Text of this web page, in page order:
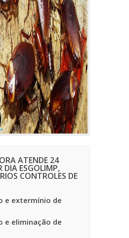
ATENDE 24
DIA ESGOLIMP,
CONTROLES DE
e extermínio de
e eliminação de